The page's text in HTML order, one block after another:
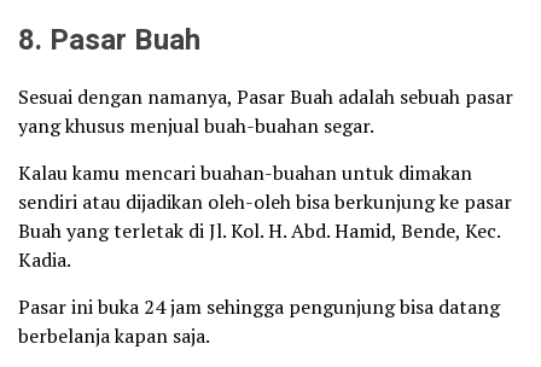
8. Pasar Buah
Sesuai dengan namanya, Pasar Buah adalah sebuah pasar
yang khusus menjual buah-buahan segar.
Kalau kamu mencari buahan-buahan untuk dimakan
sendiri atau dijadikan oleh-oleh bisa berkunjung ke pasar
Buah yang terletak di Jl. Kol. H. Abd. Hamid, Bende, Kec.
Kadia.
Pasar ini buka 24 jam sehingga pengunjung bisa datang
berbelanja kapan saja.